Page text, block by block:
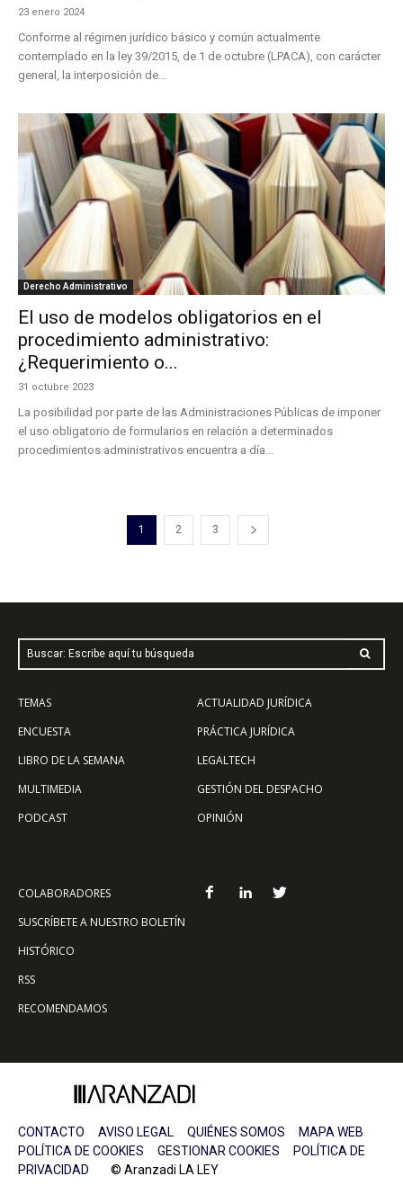
23 enero 2024
Conforme al régimen jurídico básico y común actualmente
contemplado en la ley 39/2015, de 1 de octubre (LPACA), con carácter
general, la interposición de...
Derecho Administrativo
El uso de modelos obligatorios en el
procedimiento administrativo:
¿Requerimiento o...
31 octubre 2023
La posibilidad por parte de las Administraciones Públicas de imponer
el uso obligatorio de formularios en relación a determinados
procedimientos administrativos encuentra a día...
1 2 3
Buscar: Escribe aquí tu búsqueda
TEMAS
ENCUESTA
LIBRO DE LA SEMANA
MULTIMEDIA
PODCAST
ACTUALIDAD JURÍDICA
PRÁCTICA JURÍDICA
LEGALTECH
GESTIÓN DEL DESPACHO
OPINIÓN
COLABORADORES
SUSCRÍBETE A NUESTRO BOLETÍN
HISTÓRICO
RSS
RECOMENDAMOS
CONTACTO AVISO LEGAL QUIÉNES SOMOS
MAPA WEB
POLÍTICA DE COOKIES
GESTIONAR COOKIES
POLÍTICA DE
PRIVACIDAD © Aranzadi LA LEY